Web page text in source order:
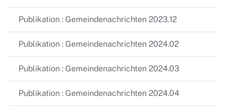
Publikation : Gemeindenachrichten 2023.12
Publikation : Gemeindenachrichten 2024.02
Publikation : Gemeindenachrichten 2024.03
Publikation : Gemeindenachrichten 2024.04